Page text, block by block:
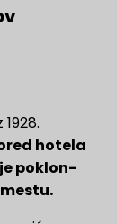
hotela
poklon-